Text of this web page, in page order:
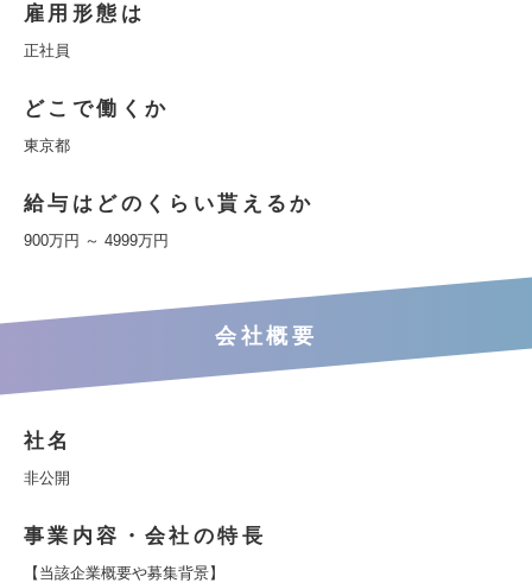
雇用形態は
正社員
どこで働くか
東京都
給与はどのくらい貰えるか
900万円 ～ 4999万円
会社概要
社名
非公開
事業内容・会社の特長
【当該企業概要や募集背景】